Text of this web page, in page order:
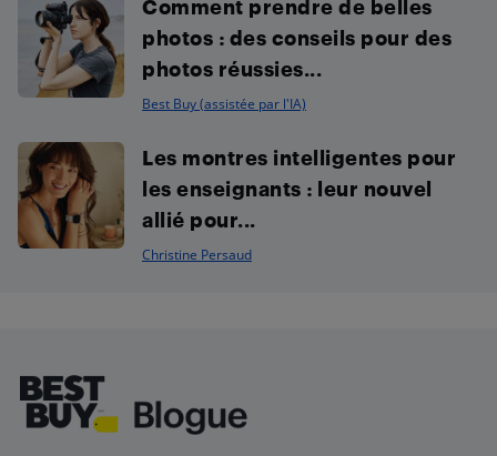
Comment prendre de belles
photos : des conseils pour des
photos réussies...
Best Buy (assistée par l'IA)
Les montres intelligentes pour
les enseignants : leur nouvel
allié pour...
Christine Persaud